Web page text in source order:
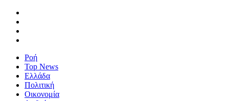
Ροή
Top News
Ελλάδα
Πολιτική
Οικονομία